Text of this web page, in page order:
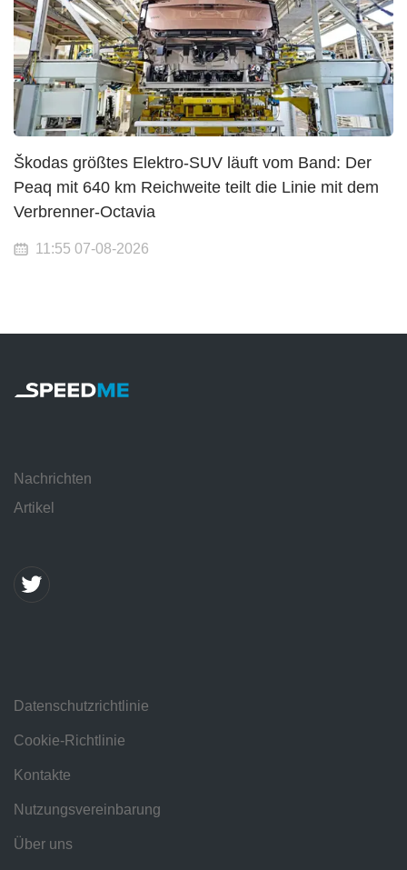
Škodas größtes Elektro-SUV läuft vom Band: Der
Peaq mit 640 km Reichweite teilt die Linie mit dem
Verbrenner-Octavia
11:55 07-08-2026
Nachrichten
Artikel
Datenschutzrichtlinie
Cookie-Richtlinie
Kontakte
Nutzungsvereinbarung
Über uns